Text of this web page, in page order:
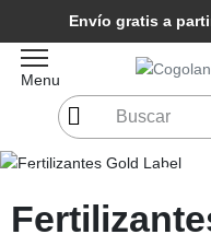
Envío gratis a
Menu
Inicio Abonos y